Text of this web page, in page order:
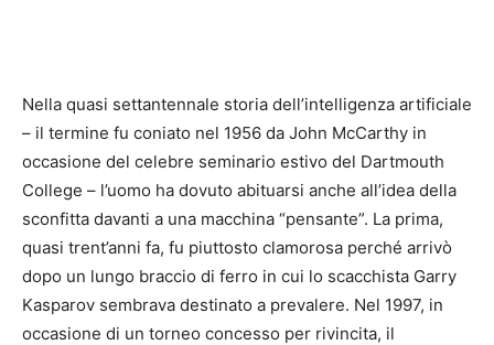
Nella quasi settantennale storia dell’intelligenza artificiale
– il termine fu coniato nel 1956 da John McCarthy in
occasione del celebre seminario estivo del Dartmouth
College – l’uomo ha dovuto abituarsi anche all’idea della
sconfitta davanti a una macchina “pensante”. La prima,
quasi trent’anni fa, fu piuttosto clamorosa perché arrivò
dopo un lungo braccio di ferro in cui lo scacchista Garry
Kasparov sembrava destinato a prevalere. Nel 1997, in
occasione di un torneo concesso per rivincita, il